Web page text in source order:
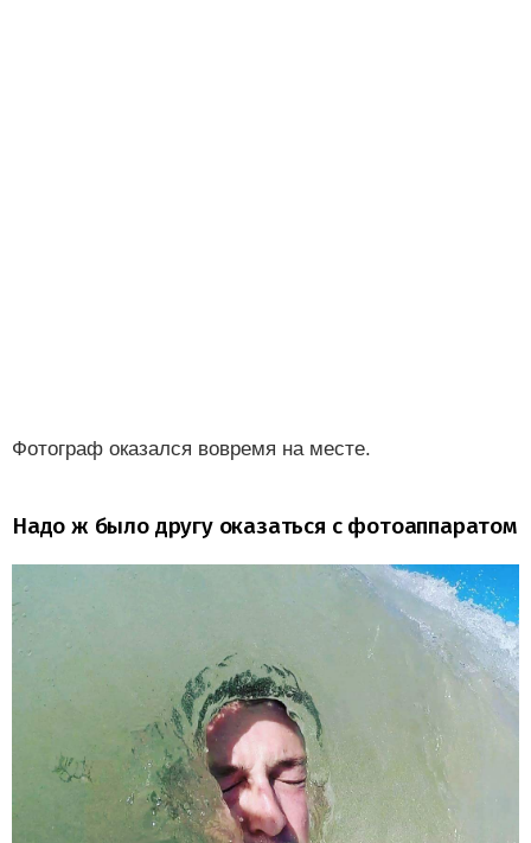
Фотограф оказался вовремя на месте.
Надо ж было другу оказаться с фотоаппаратом